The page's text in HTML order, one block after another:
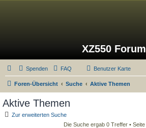
XZ550 Forum
Spenden FAQ Benutzer Karte
Foren-Übersicht Suche Aktive Themen
Aktive Themen
Zur erweiterten Suche
Die Suche ergab 0 Treffer • Seite